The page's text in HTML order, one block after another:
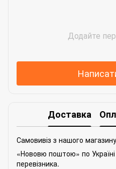
Додайте
Доставка
Самовивіз з нашого
«Нововю поштою» по
перевізника.